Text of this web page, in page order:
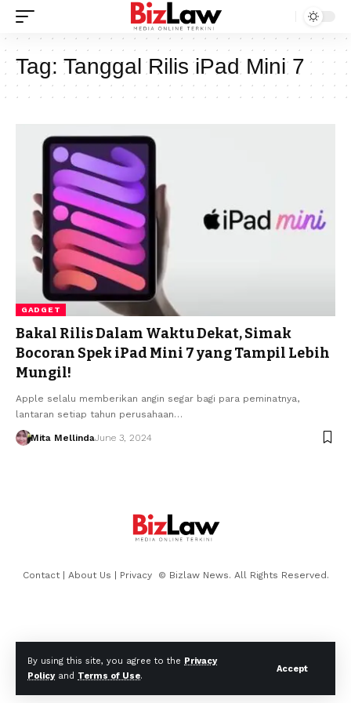
By using this site, you agree to the Privacy
Policyand Terms of Use.
Accept
Tag: Tanggal Rilis iPad Mini 7
GADGET
Bakal Rilis Dalam Waktu Dekat, Simak
Bocoran Spek iPad Mini 7 yang Tampil Lebih
Mungil!
Apple selalu memberikan angin segar bagi para peminatnya,
lantaran setiap tahun perusahaan…
Mita MellindaJune 3, 2024
Contact| About Us | Privacy © Bizlaw News. All Rights Reserved.